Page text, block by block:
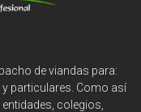
de viandas para:
particulares. Como así
colegios,